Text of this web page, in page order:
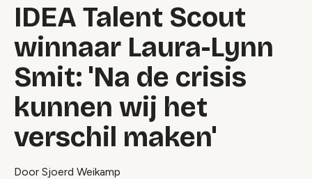
IDEA Talent Scout
winnaar Laura-Lynn
Smit: 'Na de crisis
kunnen wij het
verschil maken'
Door Sjoerd Weikamp